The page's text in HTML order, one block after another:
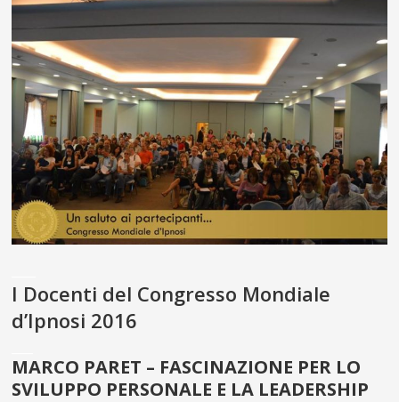
I Docenti del Congresso Mondiale
d’Ipnosi 2016
MARCO PARET – FASCINAZIONE PER LO
SVILUPPO PERSONALE E LA LEADERSHIP